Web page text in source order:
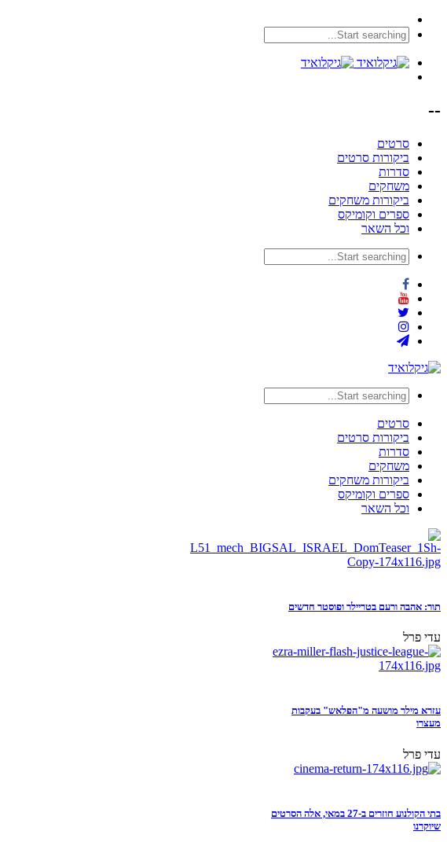
--
סרטים
ביקורות סרטים
סדרות
משחקים
ביקורות משחקים
ספרים וקומיקס
וכל השאר
סרטים
ביקורות סרטים
סדרות
משחקים
ביקורות משחקים
ספרים וקומיקס
וכל השאר
תור: אהבה ורעם בטריילר ופוסטר חדשים
עדי פרל
עזרא מילר מושעה מ"הפלאש" בעקבות
מעצרו
עדי פרל
בתי הקולנוע חוזרים ב-27 במאי, אלה הסרטים
שיוקרנו